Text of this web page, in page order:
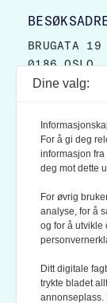
BRUGATA 19
0186 OSLO
POSTBOKS
0133 OSLO
LES OGSÅ:
KONTEKSTS
Dine valg:
For å gi deg
informasjon fra
deg mot dette
For øvrig
analyse, for å
og for å utvikle
Ditt digitale
trykte bladet
annonseplass.